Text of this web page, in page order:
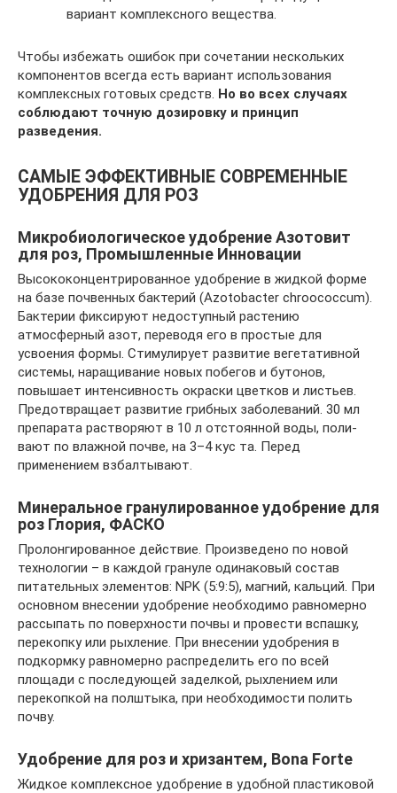
вариант комплексного вещества.
Чтобы избежать ошибок при сочетании нескольких
компонентов всегда есть вариант использования
комплексных готовых средств. Но во всех случаях
соблюдают точную дозировку и принцип
разведения.
САМЫЕ ЭФФЕКТИВНЫЕ СОВРЕМЕННЫЕ
УДОБРЕНИЯ ДЛЯ РОЗ
Микробиологическое удобрение Азотовит
для роз, Промышленные Инновации
Высококонцентрированное удобрение в жид­кой форме
на базе почвенных бактерий (Azotobacter chroococcum).
Бактерии фикси­руют недоступный растению
атмосферный азот, переводя его в простые для
усвоения формы. Стимулирует развитие вегетативной
системы, наращивание новых побегов и бутонов,
повышает интенсивность окраски цветков и листьев.
Предотвращает разви­тие грибных заболеваний. 30 мл
препарата растворяют в 10 л отстоянной воды, поли­
вают по влажной почве, на 3–4 кус та. Пе­ред
применением взбалтывают.
Минеральное гранулированное удобрение для
роз Глория, ФАСКО
Пролонгированное действие. Произведе­но по новой
технологии – в каждой гра­нуле одинаковый состав
питательных эле­ментов: NPK (5:9:5), магний, кальций. При
основном внесении удобрение не­обходимо равномерно
рассыпать по по­верхности почвы и провести вспашку,
пе­рекопку или рыхление. При внесении удобрения в
подкормку равномерно рас­пределить его по всей
площади с последу­ющей заделкой, рыхлением или
перекоп­кой на полштыка, при необходимости по­лить
почву.
Удобрение для роз и хризантем, Bona Forte
Жидкое комплексное удобрение в удоб­ной пластиковой